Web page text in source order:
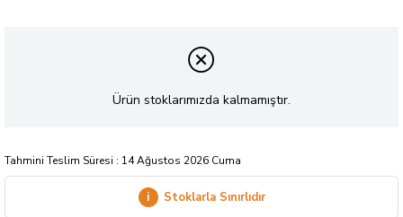
Ürün stoklarımızda kalmamıştır.
Tahmini Teslim Süresi : 14 Ağustos 2026 Cuma
i Stoklarla Sınırlıdır